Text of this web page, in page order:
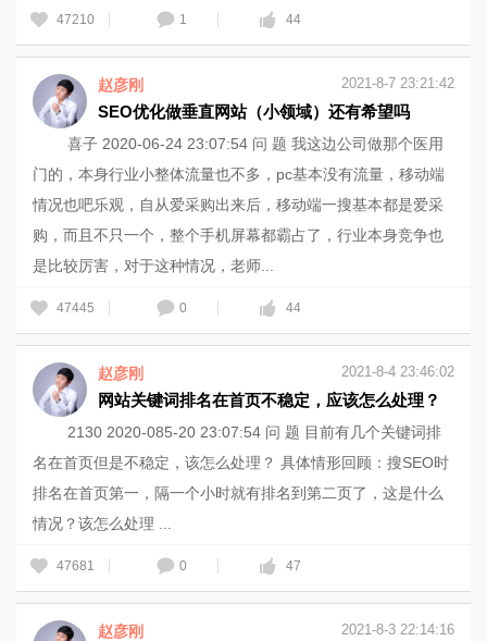
47210 1 44
赵彦刚 2021-8-7 23:21:42
SEO优化做垂直网站（小领域）还有希望吗
喜子 2020-06-24 23:07:54 问 题 我这边公司做那个医用
门的，本身行业小整体流量也不多，pc基本没有流量，移动端
情况也吧乐观，自从爱采购出来后，移动端一搜基本都是爱采
购，而且不只一个，整个手机屏幕都霸占了，行业本身竞争也
是比较厉害，对于这种情况，老师...
47445 0 44
赵彦刚 2021-8-4 23:46:02
网站关键词排名在首页不稳定，应该怎么处理？
2130 2020-085-20 23:07:54 问 题 目前有几个关键词排
名在首页但是不稳定，该怎么处理？ 具体情形回顾：搜SEO时
排名在首页第一，隔一个小时就有排名到第二页了，这是什么
情况？该怎么处理 ...
47681 0 47
赵彦刚 2021-8-3 22:14:16